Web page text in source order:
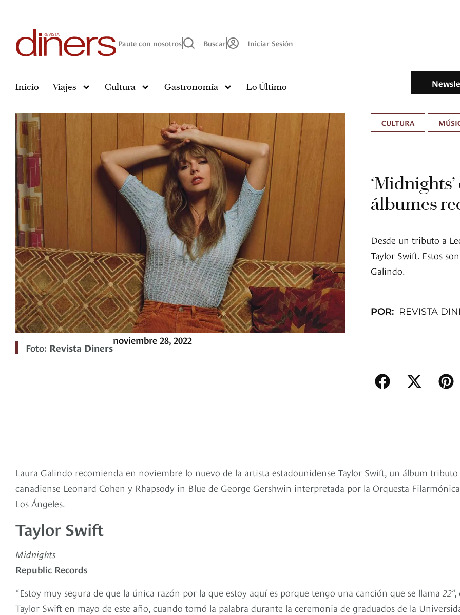
Paute con nosotros Buscar Iniciar Sesión
Inicio Viajes Cultura Gastronomía Lo Último
Foto: Revista Diners
noviembre 28, 2022
CULTURA
álbumes
Desde un tributo a
Taylor Swift. Estos
Galindo.
POR: REVISTA
Laura Galindo recomienda en noviembre lo nuevo de la artista estadounidense Taylor Swift, un álbum tributo
canadiense Leonard Cohen y Rhapsody in Blue de George Gershwin interpretada por la Orquesta
Los Ángeles.
Taylor Swift
Midnights
Republic Records
“Estoy muy segura de que la única razón por la que estoy aquí es porque tengo una canción que se llama 22
Taylor Swift en mayo de este año, cuando tomó la palabra durante la ceremonia de graduados de la